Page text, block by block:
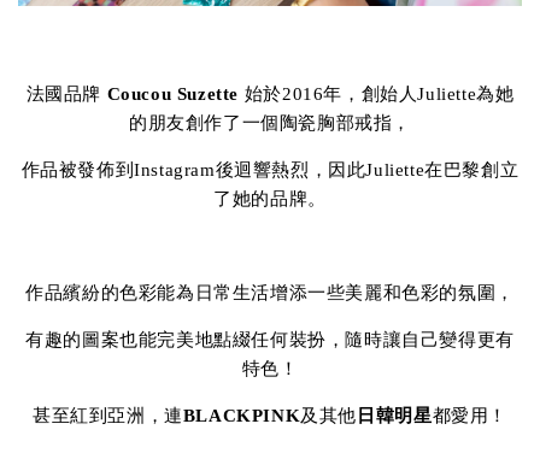
法國品牌 Coucou Suzette 始於2016年，創始人Juliette為她
的朋友創作了一個陶瓷胸部戒指，
作品被發佈到Instagram後迴響熱烈，因此Juliette在巴黎創立
了她的品牌。
作品繽紛的色彩能為日常生活增添一些美麗和色彩的氛圍，
有趣的圖案也能完美地點綴任何裝扮，隨時讓自己變得更有
特色！
甚至紅到亞洲，連BLACKPINK及其他 日韓明星都愛用！